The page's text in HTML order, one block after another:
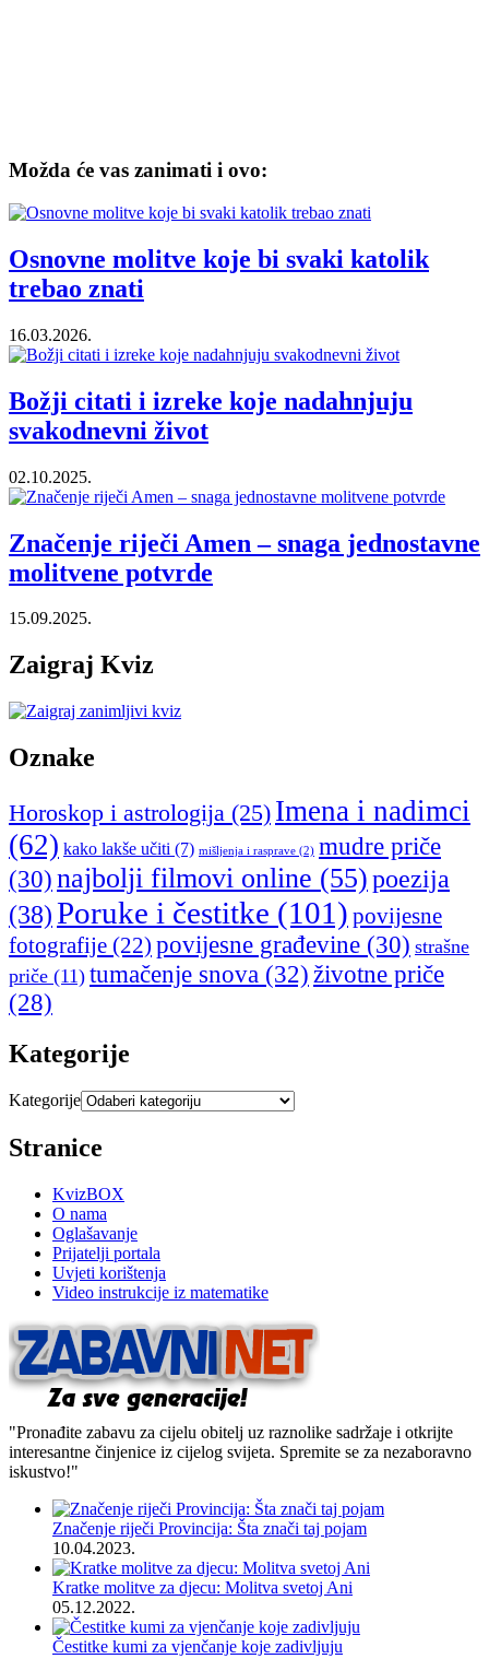
Možda će vas zanimati i ovo:
Osnovne molitve koje bi svaki katolik
trebao znati
16.03.2026.
Božji citati i izreke koje nadahnjuju
svakodnevni život
02.10.2025.
Značenje riječi Amen – snaga jednostavne
molitvene potvrde
15.09.2025.
Zaigraj Kviz
Oznake
Horoskop i astrologija (25) Imena i nadimci
(62) kako lakše učiti (7) mišljenja i rasprave (2) mudre priče
(30) najbolji filmovi online (55)poezija
(38)Poruke i čestitke (101) povijesne
fotografije (22) povijesne građevine (30) strašne
priče (11) tumačenje snova (32) životne priče
(28)
Kategorije
Kategorije
Stranice
KvizBOX
O nama
Oglašavanje
Prijatelji portala
Uvjeti korištenja
Video instrukcije iz matematike
"Pronađite zabavu za cijelu obitelj uz raznolike sadržaje i otkrijte
interesantne činjenice iz cijelog svijeta. Spremite se za nezaboravno
iskustvo!"
Značenje riječi Provincija: Šta znači taj pojam
10.04.2023.
Kratke molitve za djecu: Molitva svetoj Ani
05.12.2022.
Čestitke kumi za vjenčanje koje zadivljuju